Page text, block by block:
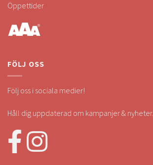
Öppettider
FÖLJ OSS
Följ oss i sociala medier!
Håll dig uppdaterad om kampanjer & nyheter.